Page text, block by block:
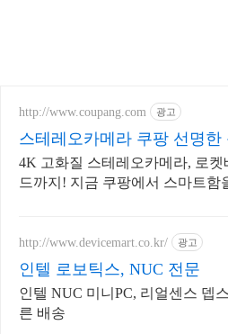
http://www.coupang.com 광고
스테레오카메라 쿠팡 선명한
4K 고화질 스테레오카메라, 로
드까지! 지금 쿠팡에서 스마트함
http://www.devicemart.co.kr/ 광고
인텔 로보틱스, NUC 전문
인텔 NUC 미니PC, 리얼센스 뎁
른 배송